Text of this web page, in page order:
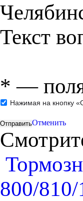
Текст
* —
Нажимая на кнопку
Отменить
800/